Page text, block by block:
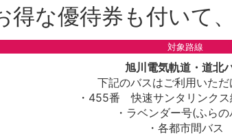
な優待券も付いて
対象路線
旭川電気軌道・道北
下記のバスはご利用いただ
・455番 快速サンタリンクス
・ラベンダー号(ふらの
・各都市間バス